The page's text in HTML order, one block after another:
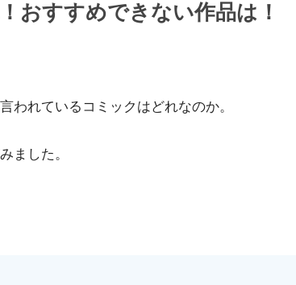
おすすめできない作品は！
われているコミックはどれなのか。
ました。